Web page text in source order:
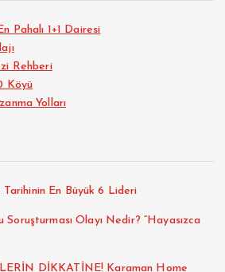
Pahalı 1+1 Dairesi
Rehberi
Köyü
Yolları
Tarihinin En Büyük 6 Lideri
Olayı Nedir? “Hayasızca
DİKKATİNE! Karaman Home